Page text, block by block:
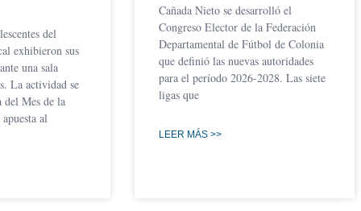
del
exhibieron sus
una sala
La actividad se
del Mes de la
al
Cañada Nieto se desarrolló el
Congreso Elector de la Federación
Departamental de Fútbol de Colonia
que definió las nuevas autoridades
para el período 2026-2028. Las siete
ligas que
LEER MÁS >>